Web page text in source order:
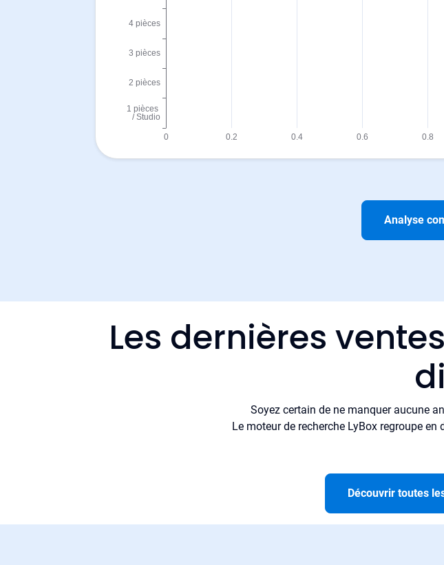
Analyse
Les dernières
Soyez certain de ne manquer aucune
Le moteur de recherche LyBox regroupe
Découvrir toutes